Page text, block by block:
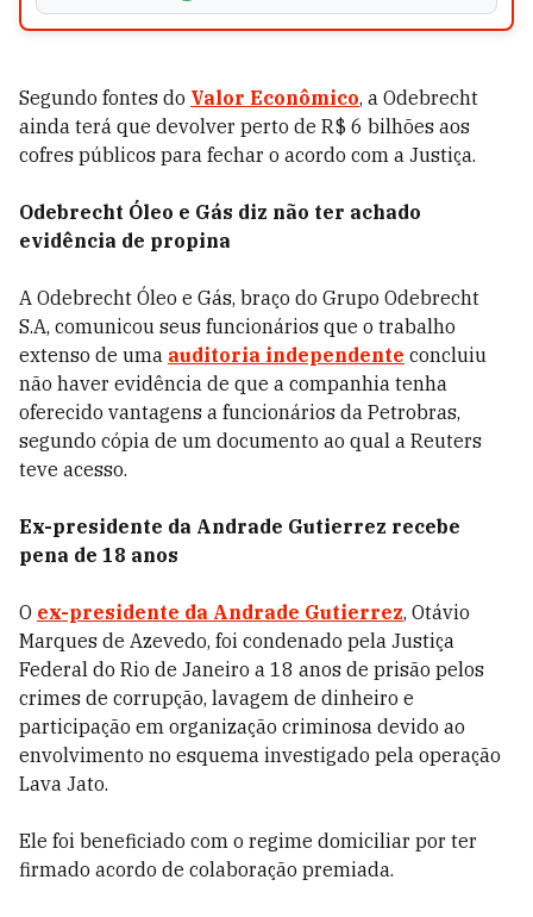
Segundo fontes do Valor Econômico, a Odebrecht
ainda terá que devolver perto de R$ 6 bilhões aos
cofres públicos para fechar o acordo com a Justiça.
Odebrecht Óleo e Gás diz não ter achado
evidência de propina
A Odebrecht Óleo e Gás, braço do Grupo Odebrecht
S.A, comunicou seus funcionários que o trabalho
extenso de uma auditoria independente concluiu
não haver evidência de que a companhia tenha
oferecido vantagens a funcionários da Petrobras,
segundo cópia de um documento ao qual a Reuters
teve acesso.
Ex-presidente da Andrade Gutierrez recebe
pena de 18 anos
O ex-presidente da Andrade Gutierrez, Otávio
Marques de Azevedo, foi condenado pela Justiça
Federal do Rio de Janeiro a 18 anos de prisão pelos
crimes de corrupção, lavagem de dinheiro e
participação em organização criminosa devido ao
envolvimento no esquema investigado pela operação
Lava Jato.
Ele foi beneficiado com o regime domiciliar por ter
firmado acordo de colaboração premiada.